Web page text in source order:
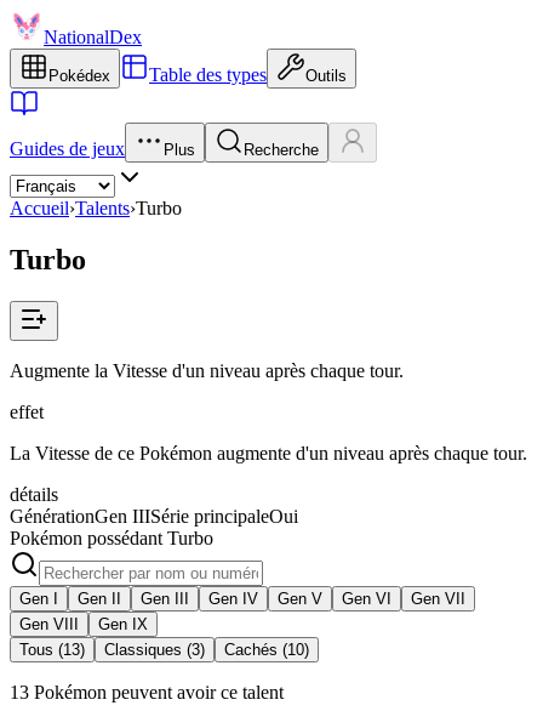
NationalDex
Pokédex Table des types Outils
Guides de jeux Plus Recherche
Accueil›Talents›Turbo
Turbo
Augmente la Vitesse d'un niveau après chaque tour.
effet
La Vitesse de ce Pokémon augmente d'un niveau après chaque tour.
détails
GénérationGen IIISérie principaleOui
Pokémon possédant Turbo
Gen I Gen II Gen III Gen IV Gen V Gen VI
Gen VII
Gen VIII
Gen IX
Tous (13)
Classiques (3) Cachés (10)
13 Pokémon peuvent avoir ce talent